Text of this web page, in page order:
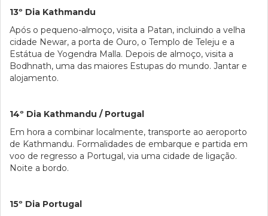
13º Dia Kathmandu
Após o pequeno-almoço, visita a Patan, incluindo a velha
cidade Newar, a porta de Ouro, o Templo de Teleju e a
Estátua de Yogendra Malla. Depois de almoço, visita a
Bodhnath, uma das maiores Estupas do mundo. Jantar e
alojamento.
14º Dia Kathmandu / Portugal
Em hora a combinar localmente, transporte ao aeroporto
de Kathmandu. Formalidades de embarque e partida em
voo de regresso a Portugal, via uma cidade de ligação.
Noite a bordo.
15º Dia Portugal